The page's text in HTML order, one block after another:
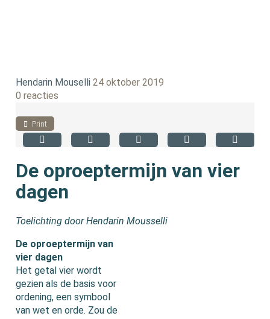
Hendarin Mouselli 24 oktober 2019
0 reacties
Print
De oproeptermijn van vier
dagen
Toelichting door Hendarin Mousselli
De oproeptermijn van
vier dagen
Het getal vier wordt
gezien als de basis voor
ordening, een symbool
van wet en orde. Zou de